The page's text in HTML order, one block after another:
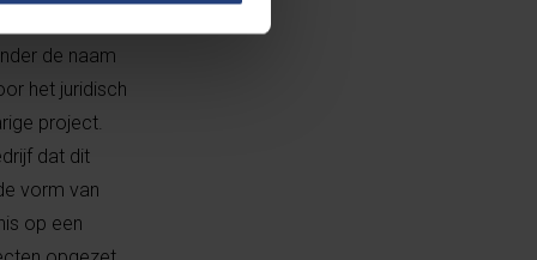
de naam
het juridisch
project.
dat dit
vorm van
op een